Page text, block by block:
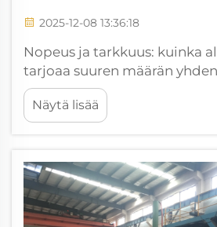
2025-12-08 13:36:18
Nopeus ja tarkkuus: kuinka
tarjoaa suuren määrän
Jatkuvat puristussyklit
nopean tuotannon ilman,
Alumiinipuristusprosessien
Näytä lisää